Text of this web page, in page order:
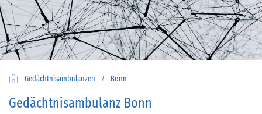
Gedächtnisambulanzen / Bonn
Gedächtnisambulanz Bonn